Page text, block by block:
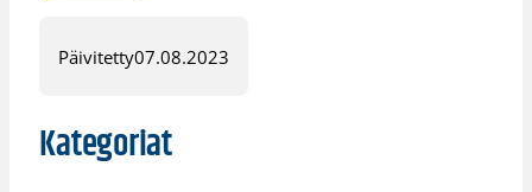
Päivitetty07.08.2023
Kategoriat